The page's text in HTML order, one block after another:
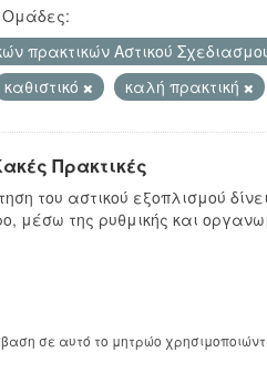
Ομάδες:
πρακτικών Αστικού
καθιστικό καλή πρακτική
Πρακτικές
του αστικού εξοπλισμού
μέσω της ρυθμικής και
σε αυτό το μητρώο